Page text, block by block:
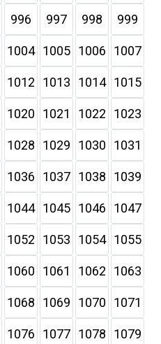
996 997 998 999
1004 1005 1006 1007
1012 1013 1014 1015
1020 1021 1022 1023
1028 1029 1030 1031
1036 1037 1038 1039
1044 1045 1046 1047
1052 1053 1054 1055
1060 1061 1062 1063
1068 1069 1070 1071
1076 1077 1078 1079